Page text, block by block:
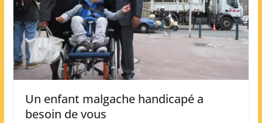
Un enfant malgache handicapé a
besoin de vous